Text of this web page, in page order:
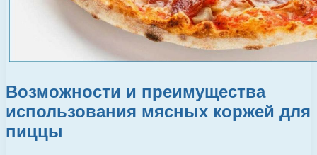
Возможности и преимущества
использования мясных коржей для
пиццы